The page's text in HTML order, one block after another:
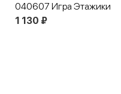
040607 Игра Этажики
1 130 ₽